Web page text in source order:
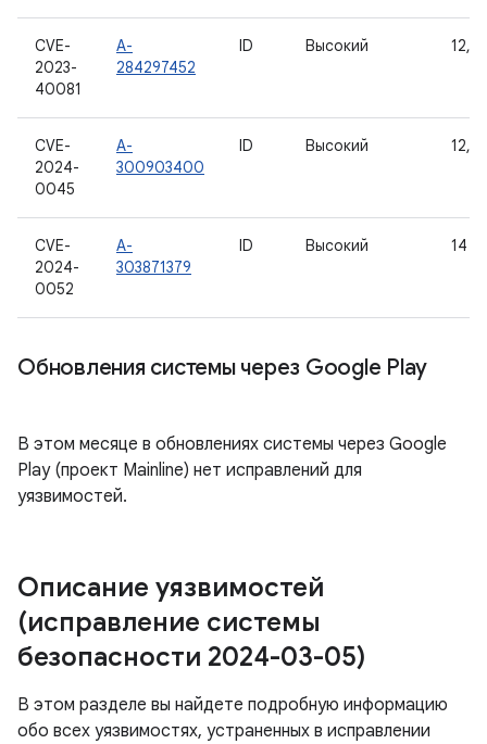
CVE-
2023-
40081
A-
284297452
ID Высокий 12,
CVE-
2024-
0045
A-
300903400
ID Высокий 12,
CVE-
2024-
0052
A-
303871379
ID Высокий 14
Обновления системы через Google Play
В этом месяце в обновлениях системы через Google
Play (проект Mainline) нет исправлений для
уязвимостей.
Описание уязвимостей
(исправление системы
безопасности 2024-03-05)
В этом разделе вы найдете подробную информацию
обо всех уязвимостях, устраненных в исправлении